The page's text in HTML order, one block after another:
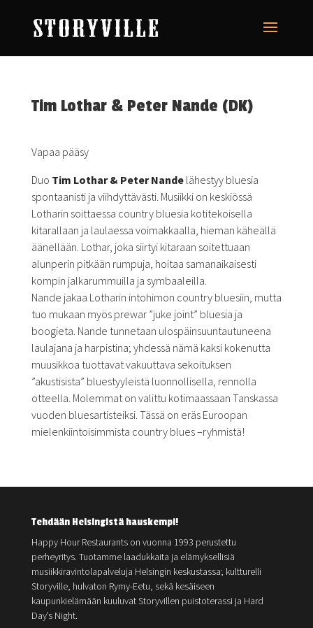
Tim Lothar & Peter Nande (DK)
Vapaa pääsy
Duo Tim Lothar & Peter Nandelähestyy bluesia
spontaanisti ja viihdyttävästi. Musiikki on keskiössä
Lotharin soittaessa country bluesia kotitekoisella
kitarallaan ja laulaessa voimakkaalla, hieman käheällä
äänellään. Lothar, joka siirtyi kitaraan soitettuaan
alunperin pitkään rumpuja, hoitaa samanaikaisesti
kompin jalkarummuilla ja symbaaleilla.
Nande jakaa Lotharin intohimon country bluesiin, mutta
tuo mukaan myös prewar ”juke joint” bluesia ja
boogieta. Nande tunnetaan ulospäinsuuntautuneena
laulajana ja harpistina; yhdessä nämä kaksi kokenutta
muusikkoa tuottavat vakuuttava sekoituksen
”akustisista” bluestyyleistä luonnollisella, rennolla
otteella. Molemmat on valittu kotimaassaan Tanskassa
vuoden bluesartisteiksi. Tässä on eräs Euroopan
mielenkiintoisimmista country blues –ryhmistä!
Tehdään Helsingistä hauskempi!
Happy Hour Restaurants on vuonna 1993 perustettu
perheyritys. Tuotamme laadukkaita ja elämyksellisiä
musiikkiravintolapalveluja Helsingin keskustassa; kultturelli
Storyville, hulvaton Rymy-Eetu, sekä kesäiseen
kaupunkielämään kuuluvat Storyvillen puistoterassi ja Hard
Day’s Night.